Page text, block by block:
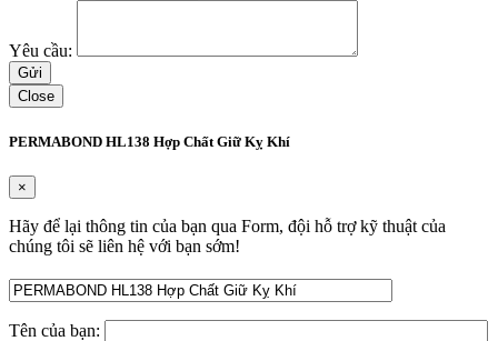
Yêu cầu:
Close
PERMABOND HL138 Hợp Chất Giữ Kỵ Khí
×
Hãy để lại thông tin của bạn qua Form, đội hỗ trợ kỹ thuật của
chúng tôi sẽ liên hệ với bạn sớm!
Tên của bạn: